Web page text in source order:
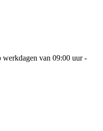
werkdagen van 09:00 uur -